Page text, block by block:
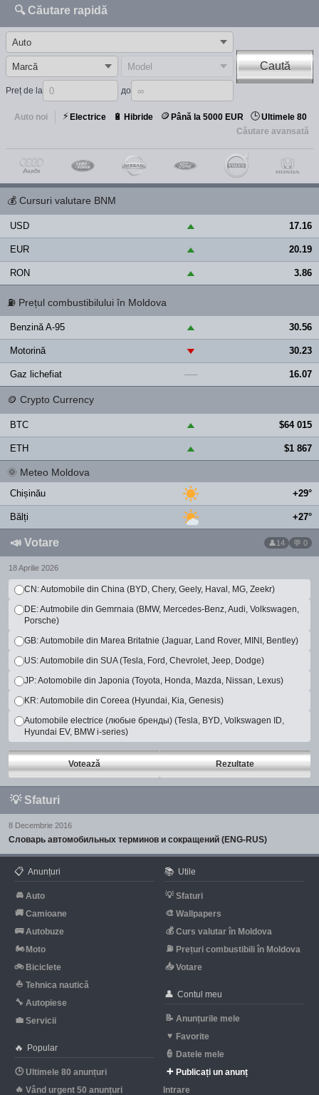
🔍 Căutare rapidă
Preț de la до
Caută
Auto noi ⚡ Electrice 🔋 Hibride 🪙 Până la 5000 EUR 🕒Ultimele 80
Căutare avansată
💰 Cursuri valutare BNM
USD ▲ 17.16
EUR ▲ 20.19
RON ▲ 3.86
⛽ Prețul combustibilului în Moldova
Benzină A-95 ▲ 30.56
Motorină ▼ 30.23
Gaz lichefiat — 16.07
🪙 Crypto Currency
BTC ▲ $64 015
ETH ▲ $1 867
🌞 Meteo Moldova
Chișinău +29°
Bălți +27°
📣 Votare 14 💬 0
18 Aprilie 2026
CN: Automobile din China (BYD, Chery, Geely, Haval, MG, Zeekr)
DE: Autmobile din Gemrnaia (BMW, Mercedes-Benz, Audi, Volkswagen,
Porsche)
GB: Automobile din Marea Britatnie (Jaguar, Land Rover, MINI, Bentley)
US: Automobile din SUA (Tesla, Ford, Chevrolet, Jeep, Dodge)
JP: Aotomobile din Japonia (Toyota, Honda, Mazda, Nissan, Lexus)
KR: Automobile din Coreea (Hyundai, Kia, Genesis)
Automobile electrice (любые бренды) (Tesla, BYD, Volkswagen ID,
Hyundai EV, BMW i-series)
Votează Rezultate
💡 Sfaturi
8 Decembrie 2016
Словарь автомобильных терминов и сокращений (ENG-RUS)
📋 Anunțuri
🚘 Auto
🚚 Camioane
🚌 Autobuze
🏍 Moto
🚲 Biciclete
⛵ Tehnica nautică
🔧 Autopiese
💼 Servicii
🔥 Popular
🕒 Ultimele 80 anunțuri
🔥 Vând urgent 50 anunțuri
📚 Utile
💡 Sfaturi
🎨 Wallpapers
💰 Curs valutar în Moldova
⛽ Prețuri combustibili în Moldova
📥 Votare
👤 Contul meu
📝 Anunțurile mele
♥ Favorite
👮 Datele mele
➕ Publicați un anunț
Intrare